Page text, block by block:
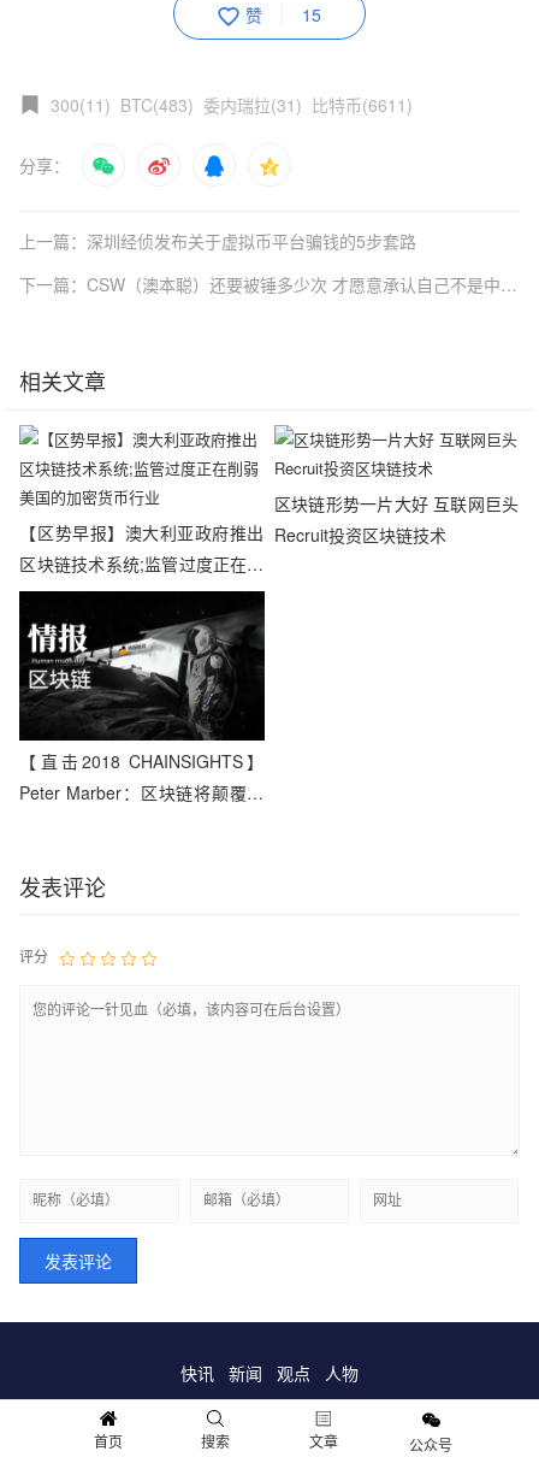
赞 15
300(11) BTC(483) 委内瑞拉(31) 比特币(6611)
分享：
上一篇：深圳经侦发布关于虚拟币平台骗钱的5步套路
下一篇：CSW（澳本聪）还要被锤多少次 才愿意承认自己不是中本聪的事实？
相关文章
【区势早报】澳大利亚政府推出
区块链技术系统;监管过度正在削
弱美国的加密货币行业
区块链形势一片大好 互联网巨头
Recruit投资区块链技术
【直击2018 CHAINSIGHTS】
Peter Marber：区块链将颠覆包
发表评论
评分
快讯 新闻 观点
人物
Copyright © 2018-2021 情报财经.保留所有权利
首页 搜索 文章 公众号